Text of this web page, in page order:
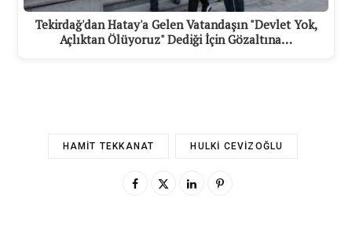
Tekirdağ'dan Hatay'a Gelen Vatandaşın "Devlet Yok,
Açlıktan Ölüyoruz" Dediği İçin Gözaltına…
HAMIT TEKKANAT HULKI CEVIZOĞLU